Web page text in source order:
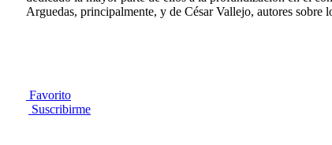
Arguedas, principalmente, y de César Vallejo, autores sobre
Favorito
Suscribirme